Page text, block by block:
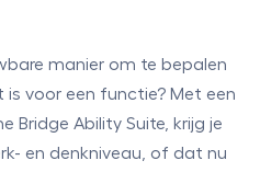
manier om te bepalen
voor een functie? Met een
Bridge Ability Suite, krijg je
en denkniveau, of dat nu